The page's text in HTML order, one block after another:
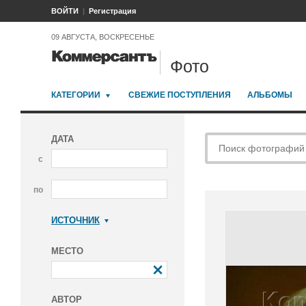
ВОЙТИ Регистрация
09 АВГУСТА, ВОСКРЕСЕНЬЕ
Фото
КАТЕГОРИИ СВЕЖИЕ ПОСТУПЛЕНИЯ АЛЬБОМЫ
ДАТА
с
по
ИСТОЧНИК
МЕСТО
АВТОР